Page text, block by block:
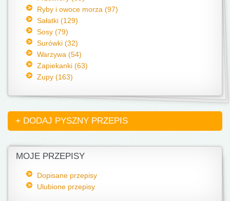
Ryby i owoce morza (97)
Sałatki (129)
Sosy (79)
Surówki (32)
Warzywa (54)
Zapiekanki (63)
Zupy (163)
+ DODAJ PYSZNY PRZEPIS
MOJE PRZEPISY
Dopisane przepisy
Ulubione przepisy